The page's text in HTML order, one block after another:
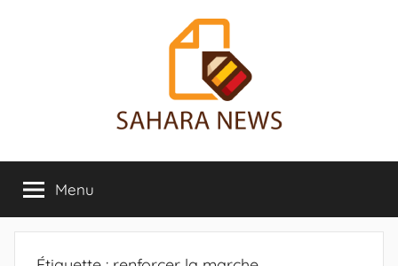
Sahara
News
sur
le
Sahara
révélée
Menu